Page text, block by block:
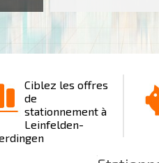
Ciblez les offres
de
stationnement à
Leinfelden-